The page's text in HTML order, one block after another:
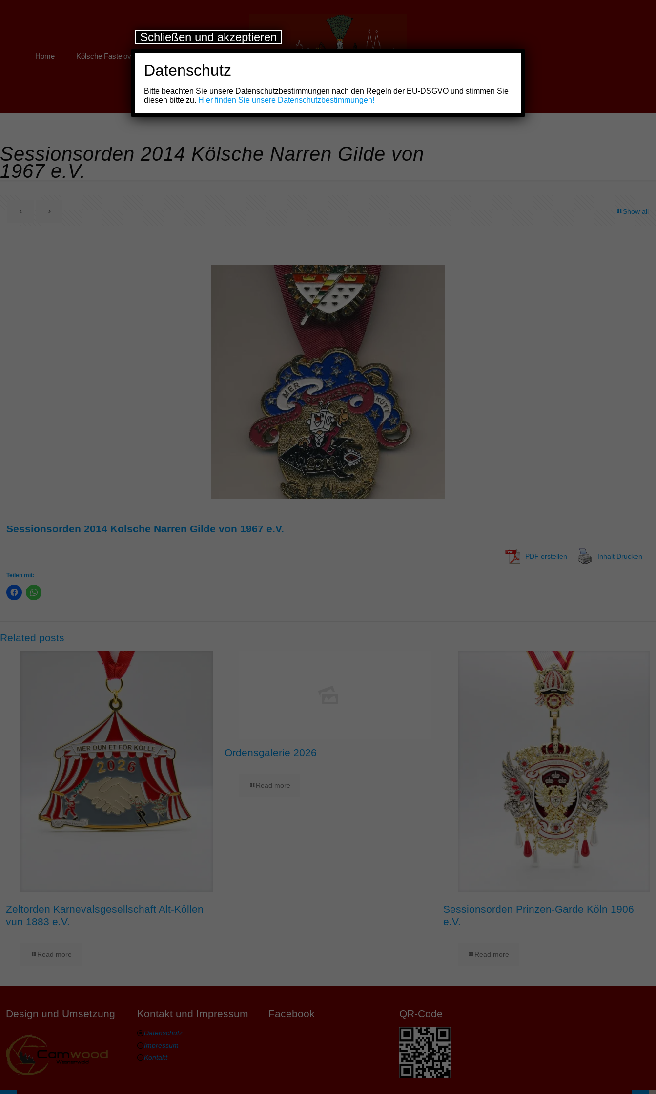
Home Kölsche Fastelovend
Sessionsorden 2014 Kölsche Narren Gilde von
1967 e.V.
Show all
Sessionsorden 2014 Kölsche Narren Gilde von 1967 e.V.
PDF erstellen Inhalt Drucken
Teilen mit:
Related posts
Zeltorden Karnevalsgesellschaft Alt-Köllen
vun 1883 e.V.
Read more
Ordensgalerie 2026
Read more
Sessionsorden Prinzen-Garde Köln 1906
e.V.
Read more
Design und Umsetzung Kontakt und Impressum
Datenschutz
Impressum
Kontakt
Facebook QR-Code
Datenschutz
Bitte beachten Sie unsere Datenschutzbestimmungen nach den Regeln der EU-DSGVO und stimmen Sie
diesen bitte zu. Hier finden Sie unsere Datenschutzbestimmungen!
Schließen und akzeptieren